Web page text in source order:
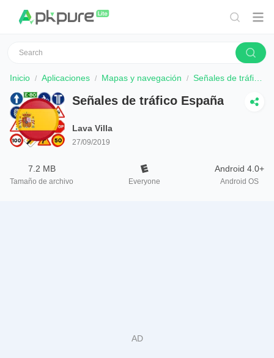
Inicio Aplicaciones Mapas y navegación Señales de tráfico España
Señales de tráfico España
Lava Villa
27/09/2019
7.2 MB
Tamaño de archivo Everyone
Android 4.0+
Android OS